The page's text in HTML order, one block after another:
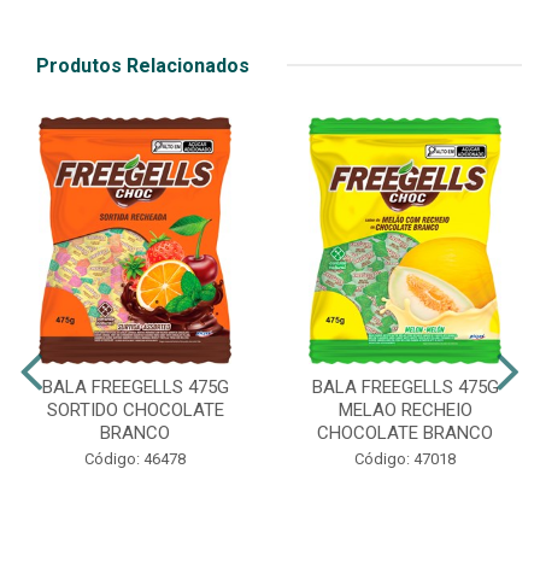
Produtos Relacionados
BALA FREEGELLS 475G
SORTIDO CHOCOLATE
BRANCO
Código: 46478
BALA FREEGELLS 475G
MELAO RECHEIO
CHOCOLATE BRANCO
Código: 47018